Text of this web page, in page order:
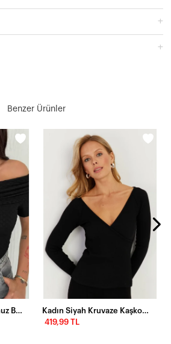
Benzer Ürünler
Kadın Tokalı Düşük Omuz Bluz
Kadın Siyah Kruvaze Kaşkorse Bluz EY2718
419,99 TL